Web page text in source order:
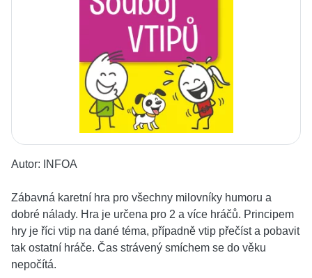
Autor: INFOA
Zábavná karetní hra pro všechny milovníky humoru a
dobré nálady. Hra je určena pro 2 a více hráčů. Principem
hry je říci vtip na dané téma, případně vtip přečíst a pobavit
tak ostatní hráče. Čas strávený smíchem se do věku
nepočítá.